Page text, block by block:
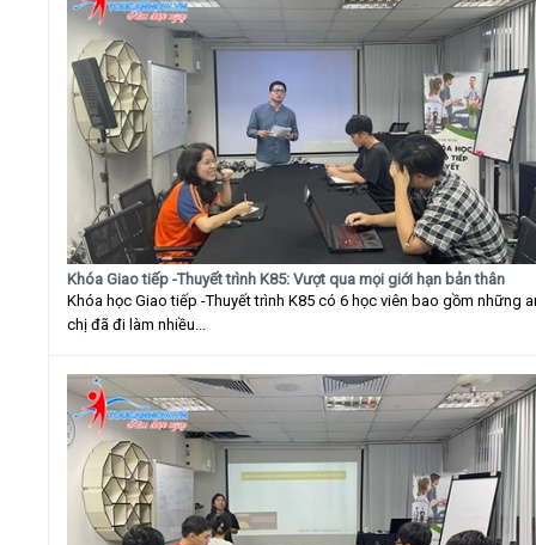
Khóa Giao tiếp -Thuyết trình K85: Vượt qua mọi giới hạn bản thân
Khóa học Giao tiếp -Thuyết trình K85 có 6 học viên bao gồm những
chị đã đi làm nhiều...